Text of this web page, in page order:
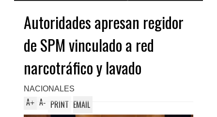
Autoridades apresan regidor
de SPM vinculado a red
narcotráfico y lavado
NACIONALES
A+ A- PRINT EMAIL